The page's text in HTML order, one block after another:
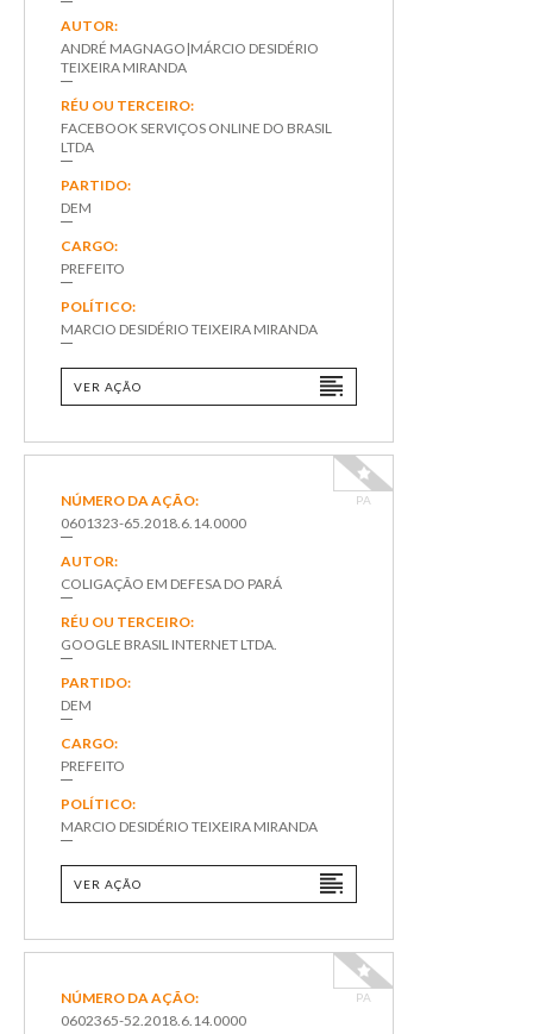
AUTOR:
ANDRÉ MAGNAGO|MÁRCIO DESIDÉRIO
TEIXEIRA MIRANDA
RÉU OU TERCEIRO:
FACEBOOK SERVIÇOS ONLINE DO BRASIL
LTDA
PARTIDO:
DEM
CARGO:
PREFEITO
POLÍTICO:
MARCIO DESIDÉRIO TEIXEIRA MIRANDA
VER AÇÃO
PA
NÚMERO DA AÇÃO:
0601323-65.2018.6.14.0000
AUTOR:
COLIGAÇÃO EM DEFESA DO PARÁ
RÉU OU TERCEIRO:
GOOGLE BRASIL INTERNET LTDA.
PARTIDO:
DEM
CARGO:
PREFEITO
POLÍTICO:
MARCIO DESIDÉRIO TEIXEIRA MIRANDA
VER AÇÃO
PA
NÚMERO DA AÇÃO:
0602365-52.2018.6.14.0000